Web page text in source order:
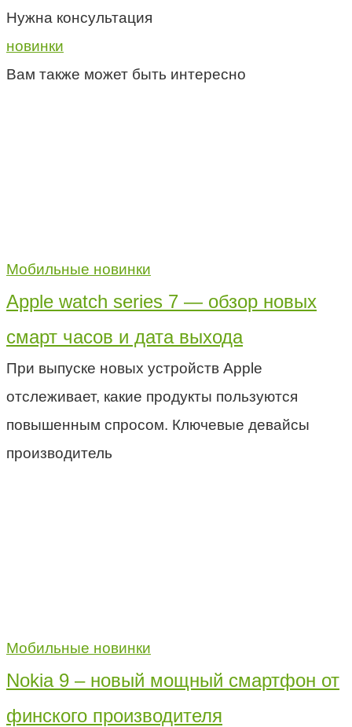
Нужна консультация
новинки
Вам также может быть интересно
Мобильные новинки
Apple watch series 7 — обзор новых
смарт часов и дата выхода
При выпуске новых устройств Apple
отслеживает, какие продукты пользуются
повышенным спросом. Ключевые девайсы
производитель
Мобильные новинки
Nokia 9 – новый мощный смартфон от
финского производителя